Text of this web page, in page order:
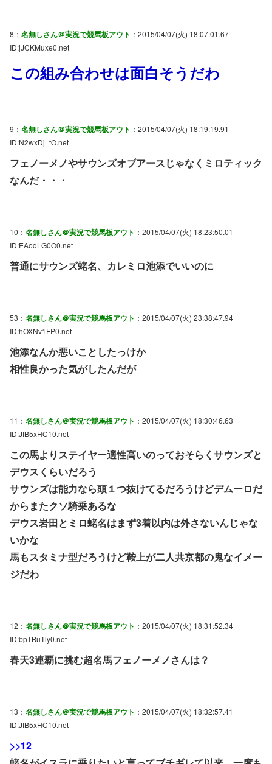
8： 名無しさん＠実況で競馬板アウト ：2015/04/07(火) 18:07:01.67
ID:jJCKMuxe0.net
この組み合わせは面白そうだわ
9： 名無しさん＠実況で競馬板アウト ：2015/04/07(火) 18:19:19.91
ID:N2wxDj+tO.net
フェノーメノやサウンズオブアースじゃなくミロティック
なんだ・・・
10： 名無しさん＠実況で競馬板アウト ：2015/04/07(火) 18:23:50.01
ID:EAodLG0O0.net
普通にサウンズ蛯名、カレミロ池添でいいのに
53： 名無しさん＠実況で競馬板アウト ：2015/04/07(火) 23:38:47.94
ID:hOXNv1FP0.net
池添なんか悪いことしたっけか
相性良かった気がしたんだが
11： 名無しさん＠実況で競馬板アウト ：2015/04/07(火) 18:30:46.63
ID:JfB5xHC10.net
この馬よりステイヤー適性高いのっておそらくサウンズと
デウスくらいだろう
サウンズは能力なら頭１つ抜けてるだろうけどデムーロだ
からまたクソ騎乗あるな
デウス岩田とミロ蛯名はまず3着以内は外さないんじゃな
いかな
馬もスタミナ型だろうけど鞍上が二人共京都の鬼なイメー
ジだわ
12： 名無しさん＠実況で競馬板アウト ：2015/04/07(火) 18:31:52.34
ID:bpTBuTly0.net
春天3連覇に挑む超名馬フェノーメノさんは？
13： 名無しさん＠実況で競馬板アウト ：2015/04/07(火) 18:32:57.41
ID:JfB5xHC10.net
>>12